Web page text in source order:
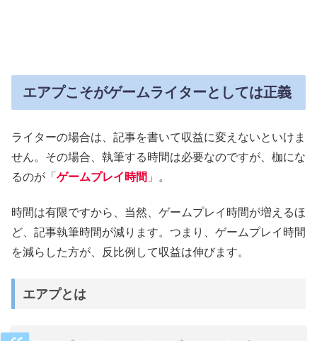
エアプこそがゲームライターとしては正義
ライターの場合は、記事を書いて収益に変えないといけま
せん。その場合、執筆する時間は必要なのですが、枷にな
るのが「 ゲームプレイ時間 」。
時間は有限ですから、当然、ゲームプレイ時間が増えるほ
ど、記事執筆時間が減ります。つまり、ゲームプレイ時間
を減らした方が、反比例して収益は伸びます。
エアプとは